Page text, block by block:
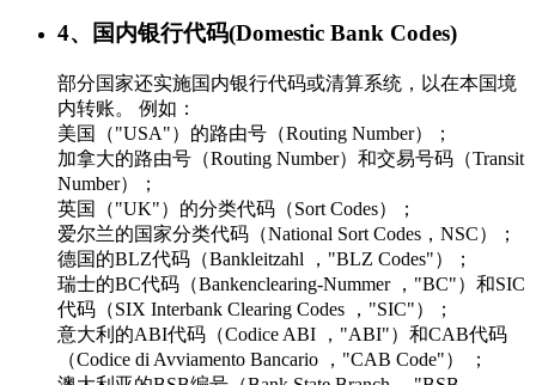
4、国内银行代码(Domestic Bank Codes)
部分国家还实施国内银行代码或清算系统，以在本国境
内转账。 例如：
美国（"USA"）的路由号（Routing Number）；
加拿大的路由号（Routing Number）和交易号码（Transit
Number）；
英国（"UK"）的分类代码（Sort Codes）；
爱尔兰的国家分类代码（National Sort Codes，NSC）；
德国的BLZ代码（Bankleitzahl ，"BLZ Codes"）；
瑞士的BC代码（Bankenclearing-Nummer ，"BC"）和SIC
代码（SIX Interbank Clearing Codes ，"SIC"）；
意大利的ABI代码（Codice ABI ，"ABI"）和CAB代码
（Codice di Avviamento Bancario ，"CAB Code"） ；